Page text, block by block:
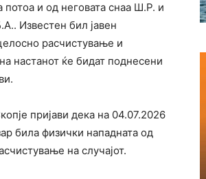
и од неговата снаа Ш.Р. и
Известен бил јавен
расчистување и
настанот ќе бидат поднесени
пријави дека на 04.07.2026
била физички нападната од
на случајот.